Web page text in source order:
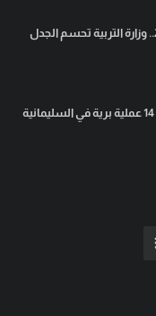
نتائج التوجيهي الأردن 2026.. وزارة التربية تحسم الجدل
الجيش الإيراني يعلن تنفيذ 14 عملية برية في السليمانية